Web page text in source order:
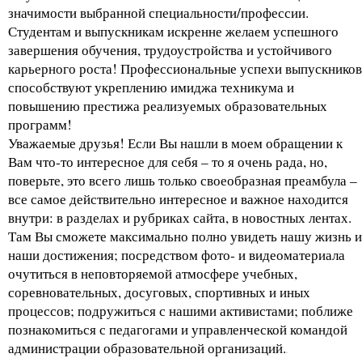
значимости выбранной специальности/профессии.
Студентам и выпускникам искренне желаем успешного
завершения обучения, трудоустройства и устойчивого
карьерного роста! Профессиональные успехи выпускников
способствуют укреплению имиджа техникума и
повышению престижа реализуемых образовательных
программ!
Уважаемые друзья! Если Вы нашли в моем обращении к
Вам что-то интересное для себя – то я очень рада, но,
поверьте, это всего лишь только своеобразная преамбула –
все самое действительно интересное и важное находится
внутри: в разделах и рубриках сайта, в новостных лентах.
Там Вы сможете максимально полно увидеть нашу жизнь и
наши достижения; посредством фото- и видеоматериала
очутиться в неповторяемой атмосфере учебных,
соревновательных, досуговых, спортивных и иных
процессов; подружиться с нашими активистами; поближе
познакомиться с педагогами и управленческой командой
администрации образовательной организаций.